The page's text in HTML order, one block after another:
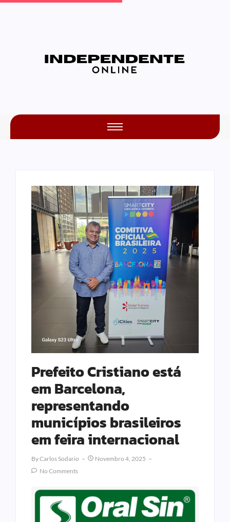
Prefeito Cristiano está
em Barcelona,
representando
municípios brasileiros
em feira internacional
ByCarlos Sodario
Novembro 4, 2025
No Comments